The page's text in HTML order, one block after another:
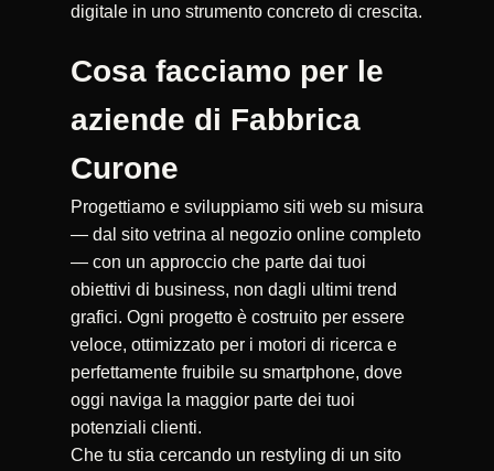
digitale in uno strumento concreto di crescita.
Cosa facciamo per le
aziende di Fabbrica
Curone
Progettiamo e sviluppiamo siti web su misura
— dal sito vetrina al negozio online completo
— con un approccio che parte dai tuoi
obiettivi di business, non dagli ultimi trend
grafici. Ogni progetto è costruito per essere
veloce, ottimizzato per i motori di ricerca e
perfettamente fruibile su smartphone, dove
oggi naviga la maggior parte dei tuoi
potenziali clienti.
Che tu stia cercando un restyling di un sito